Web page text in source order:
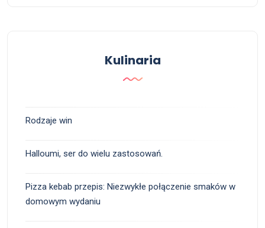
Kulinaria
Rodzaje win
Halloumi, ser do wielu zastosowań.
Pizza kebab przepis: Niezwykłe połączenie smaków w
domowym wydaniu